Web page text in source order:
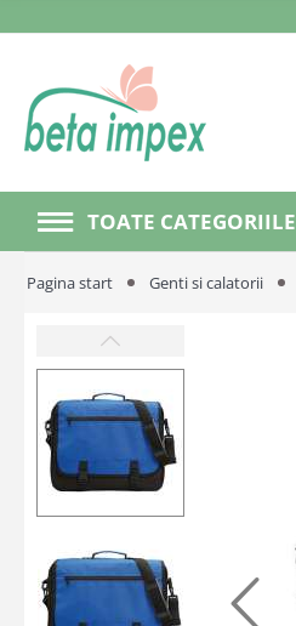
TOATE CATEGORIILE
Pagina start Genti si calatorii